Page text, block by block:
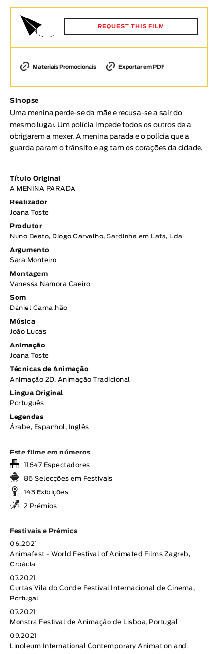
Animar
DURAÇÃO
< / >
GÉNERO
Ficção
Animação
Documentário
Tópicos selecionados
REQUEST THIS FILM
Materiais Promocionais Exportar em PDF
Sinopse
Uma menina perde-se da mãe e recusa-se a sair do
mesmo lugar. Um polícia impede todos os outros de a
obrigarem a mexer. A menina parada e o polícia que a
guarda param o trânsito e agitam os corações da cidade.
Título Original
A MENINA PARADA
Realizador
Joana Toste
Produtor
Nuno Beato, Diogo Carvalho, Sardinha em Lata, Lda
Argumento
Sara Monteiro
Montagem
Vanessa Namora Caeiro
Som
Daniel Camalhão
Música
João Lucas
Animação
Joana Toste
Técnicas de Animação
Animação 2D, Animação Tradicional
Língua Original
Português
Legendas
Árabe, Espanhol, Inglês
Este filme em números
11647 Espectadores
86 Selecções em Festivais
143 Exibições
2 Prémios
Festivais e Prémios
06.2021
Animafest - World Festival of Animated Films Zagreb,
Croácia
07.2021
Curtas Vila do Conde Festival Internacional de Cinema,
Portugal
07.2021
Monstra Festival de Animação de Lisboa, Portugal
09.2021
Linoleum International Contemporary Animation and